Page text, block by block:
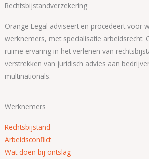
Rechtsbijstandverzekering
Orange Legal adviseert en procedeert voor
werknemers, met specialisatie arbeidsrecht.
ruime ervaring in het verlenen van
verstrekken van juridisch advies aan
multinationals.
Werknemers
Rechtsbijstand
Arbeidsconflict
Wat doen bij ontslag